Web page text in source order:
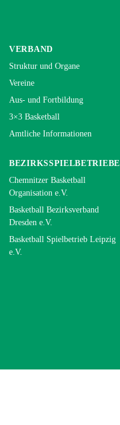
VERBAND
Struktur und Organe
Vereine
Aus- und Fortbildung
3×3 Basketball
Amtliche Informationen
BEZIRKSSPIELBETRIEBE
Chemnitzer Basketball
Organisation e.V.
Basketball Bezirksverband
Dresden e.V.
Basketball Spielbetrieb Leipzig
e.V.